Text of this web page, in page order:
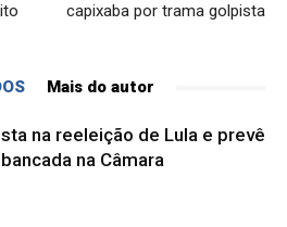
capixaba por trama golpista
Mais do autor
na reeleição de Lula e prevê
na Câmara